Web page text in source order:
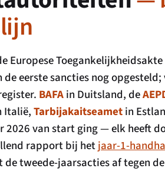
Europese
eerste sancties nog
BAFAin Duitsland, de
Italië,Tarbijakaitseametin
van start ging — elk heeft
rapport bij hetjaar-1-
de tweede-jaarsacties af tegen